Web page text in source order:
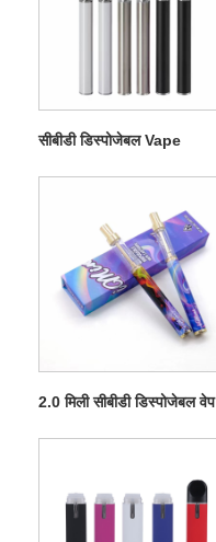
सीबीडी डिस्पोजेबल Vape
2.0 मिली सीबीडी डिस्पोजेबल वेप